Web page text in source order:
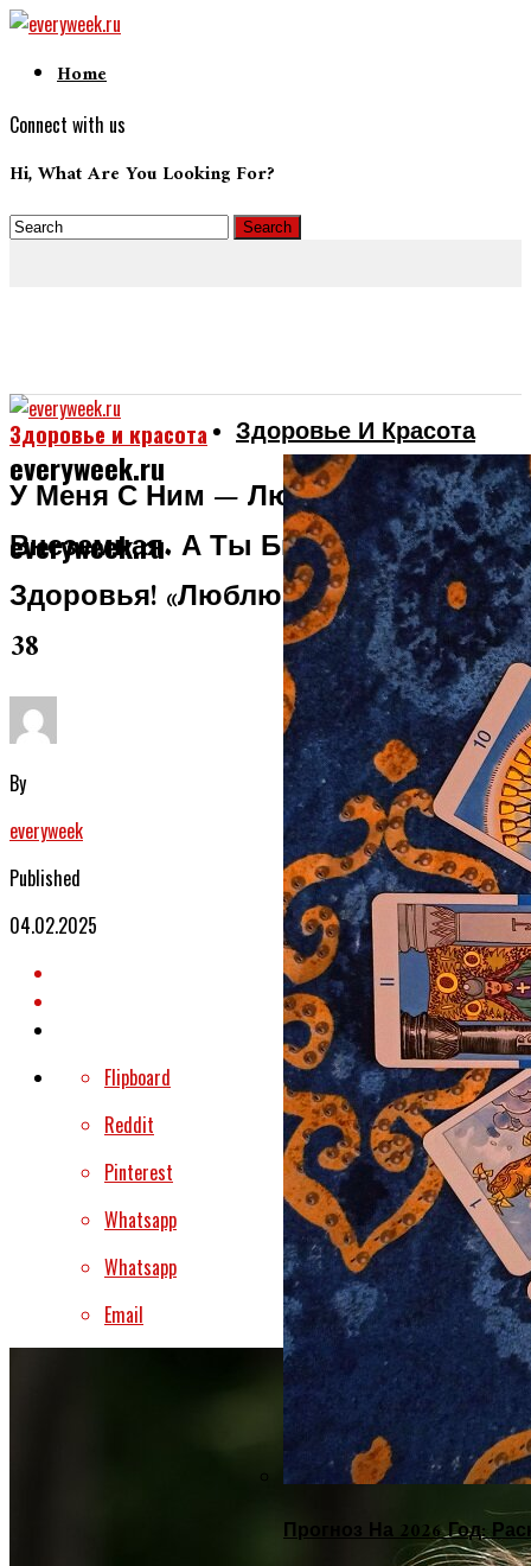
Home
Connect with us
Hi, What Are You Looking For?
everyweek.ru
everyweek.ru
Здоровье И Красота
Прогноз На 2026 Год:
Здоровье и красота
У Меня С Ним — Любовь
Внеземная. А Ты Был Так, Для
Здоровья! «Люблю Ее, Прости» —
38
By
everyweek
Published
04.02.2025
Flipboard
Reddit
Pinterest
Whatsapp
Whatsapp
Email